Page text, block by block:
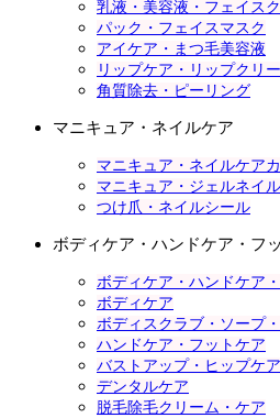
乳液・美容液・フェイス
パック・フェイスマスク
アイケア・まつ毛美容液
リップケア・リップクリ
角質除去・ピーリング
マニキュア・ネイルケア
マニキュア・ネイルケア
マニキュア・ジェルネイル
つけ爪・ネイルシール
ボディケア・ハンドケア・フ
ボディケア・ハンドケア
ボディケア
ボディスクラブ・ソープ
ハンドケア・フットケア
バストアップ・ヒップケア
デンタルケア
脱毛除毛クリーム・ケア